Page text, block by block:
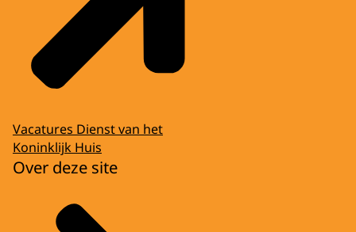
Vacatures Dienst van het
Koninklijk Huis
Over deze site